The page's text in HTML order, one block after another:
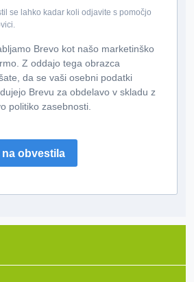
se lahko kadar koli odjavite s pomočjo
Brevo kot našo marketinško
Z oddajo tega obrazca
da se vaši osebni podatki
Brevu za obdelavo v skladu z
politiko zasebnosti.
na obvestila